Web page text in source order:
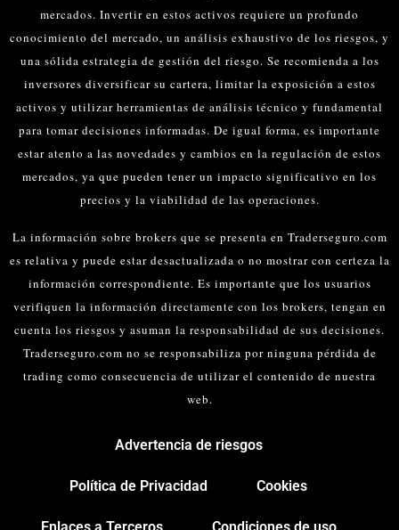
mercados. Invertir en estos activos requiere un profundo
conocimiento del mercado, un análisis exhaustivo de los riesgos, y
una sólida estrategia de gestión del riesgo. Se recomienda a los
inversores diversificar su cartera, limitar la exposición a estos
activos y utilizar herramientas de análisis técnico y fundamental
para tomar decisiones informadas. De igual forma, es importante
estar atento a las novedades y cambios en la regulación de estos
mercados, ya que pueden tener un impacto significativo en los
precios y la viabilidad de las operaciones.
La información sobre brokers que se presenta en Traderseguro.com
es relativa y puede estar desactualizada o no mostrar con certeza la
información correspondiente. Es importante que los usuarios
verifiquen la información directamente con los brokers, tengan en
cuenta los riesgos y asuman la responsabilidad de sus decisiones.
Traderseguro.com no se responsabiliza por ninguna pérdida de
trading como consecuencia de utilizar el contenido de nuestra
web.
Advertencia de riesgos
Política de Privacidad Cookies
Enlaces a Terceros Condiciones de uso